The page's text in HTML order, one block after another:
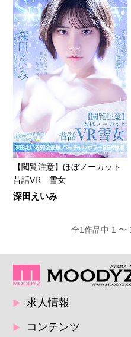
【閲覧注意】ほぼノーカット
昔話VR 雪女
深田えいみ
全1作品中 1 〜
求人情報
コンテンツ